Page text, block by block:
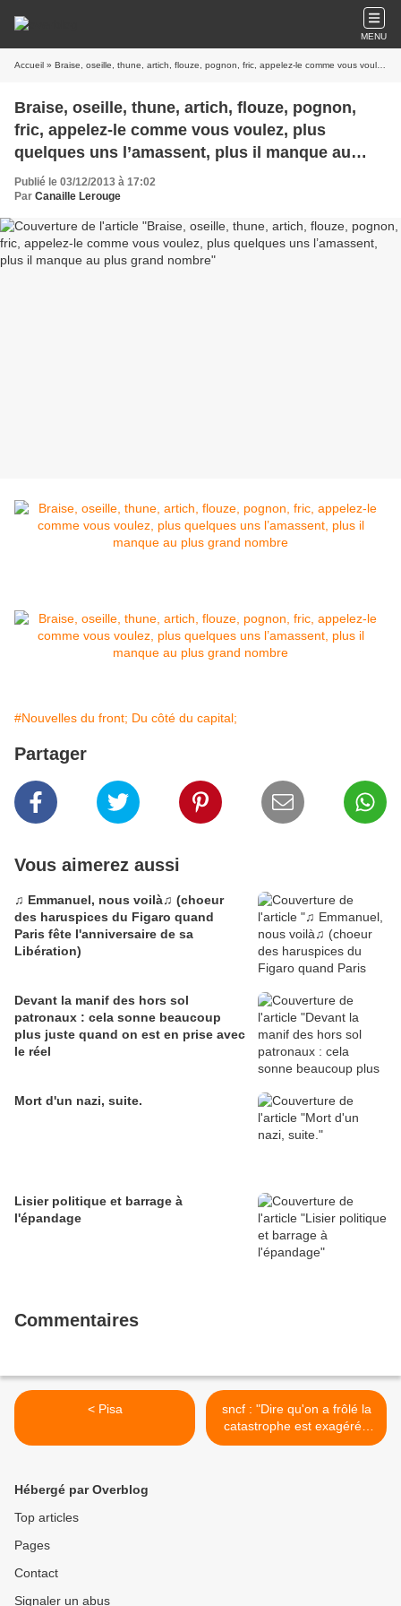
MENU
Accueil » Braise, oseille, thune, artich, flouze, pognon, fric, appelez-le comme vous voulez, plus quelques uns l’amassent, plus il manque au plus grand nombre
Braise, oseille, thune, artich, flouze, pognon,
fric, appelez-le comme vous voulez, plus
quelques uns l’amassent, plus il manque au
plus grand nombre
Publié le 03/12/2013 à 17:02
Par Canaille Lerouge
#Nouvelles du front; Du côté du capital;
Partager
Vous aimerez aussi
♫ Emmanuel, nous voilà♫ (choeur
des haruspices du Figaro quand
Paris fête l'anniversaire de sa
Libération)
Devant la manif des hors sol
patronaux : cela sonne beaucoup
plus juste quand on est en prise avec
le réel
Mort d'un nazi, suite.
Lisier politique et barrage à
l'épandage
Commentaires
< Pisa
sncf : "Dire qu'on a frôlé la
catastrophe est exagéré",
dit Christian Dubost,
Hébergé par Overblog
Top articles
Pages
Contact
Signaler un abus